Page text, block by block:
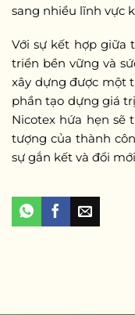
sang nhiều lĩnh vực
Với sự kết hợp giữa
triển bền vững và
xây dựng được một
phần tạo dựng giá
Nicotex hứa hẹn sẽ
tượng của thành
sự gắn kết và đổi